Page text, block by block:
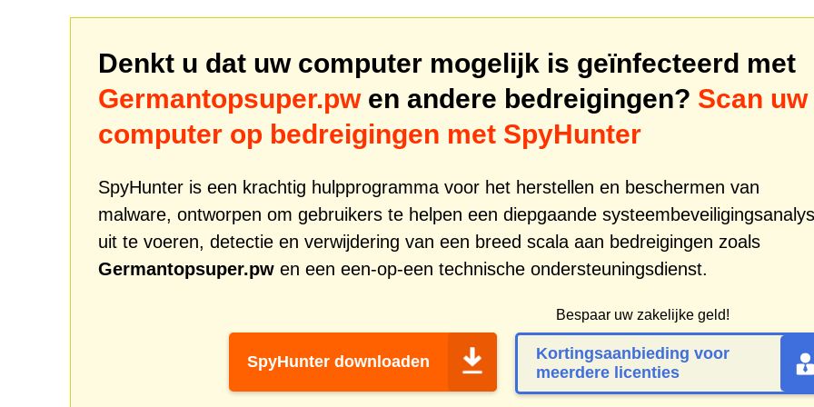
Denkt u dat uw computer mogelijk is geïnfecteerd met
Germantopsuper.pwen andere bedreigingen? Scan uw
computer op bedreigingen met SpyHunter
SpyHunter is een krachtig hulpprogramma voor het herstellen en beschermen van
malware, ontworpen om gebruikers te helpen een diepgaande
uit te voeren, detectie en verwijdering van een breed scala aan bedreigingen zoals
Germantopsuper.pw en een een-op-een technische ondersteuningsdienst.
SpyHunter downloaden
Bespaar uw zakelijke geld!
Kortingsaanbieding voor
meerdere licenties